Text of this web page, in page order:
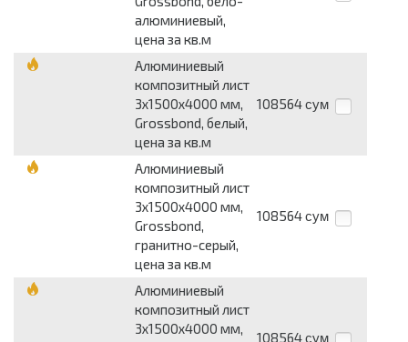
алюминиевый,
цена за кв.м
Алюминиевый
композитный лист
3х1500х4000 мм,
Grossbond, белый,
цена за кв.м
108564 сум
Алюминиевый
композитный лист
3х1500х4000 мм,
Grossbond,
гранитно-серый,
цена за кв.м
108564 сум
Алюминиевый
композитный лист
3х1500х4000 мм,
108564 сум